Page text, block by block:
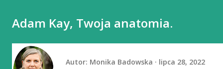
Adam Kay, Twoja anatomia.
Autor: Monika Badowska lipca 28, 2022